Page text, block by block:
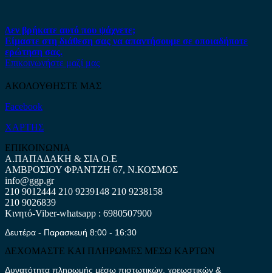
Δεν βρήκατε αυτό που ψάχνετε;
Είμαστε στη διάθεση σας να απαντήσουμε σε οποιαδήποτε
ερώτηση σας.
Επικοινωνήστε μαζί μας
ΑΚΟΛΟΥΘΗΣΤΕ ΜΑΣ
Facebook
ΧΑΡΤΗΣ
ΕΠΙΚΟΙΝΩΝΙΑ
Α.ΠΑΠΑΔΑΚΗ & ΣΙΑ Ο.Ε
ΑΜΒΡΟΣΙΟΥ ΦΡΑΝΤΖΗ 67, Ν.ΚΟΣΜΟΣ
info@ggp.gr
210 9012444 210 9239148 210 9238158
210 9026839
Κινητό-Viber-whatsapp : 6980507900
Δευτέρα - Παρασκευή 8:00 - 16:30
ΔΕΧΟΜΑΣΤΕ ΚΑΙ ΠΛΗΡΩΜΕΣ ΜΕΣΩ ΚΑΡΤΩΝ
Δυνατότητα πληρωμής μέσω πιστωτικών, χρεωστικών &